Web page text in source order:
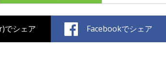
でシェア Facebookでシェア